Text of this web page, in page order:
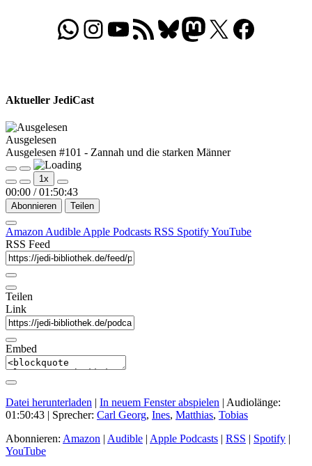
WhatsApp
Folgt uns auf Instagram
Besucht unseren YouTube-Kanal
RSS-FeedBluesky
Folgt uns auf Mastodon
X Folgt uns auf
Aktueller JediCast
Ausgelesen
Ausgelesen #101 - Zannah und die starken Männer
Play
Episode
Pause
Episode
1x
00:00 / 01:50:43
Abonnieren Teilen
Amazon Audible Apple Podcasts RSS SpotifyYouTube
RSS Feed
Teilen
Link
Embed
Datei herunterladen | In neuem Fenster abspielen | Audiolänge:
01:50:43 | Sprecher: Carl Georg, Ines, Matthias, Tobias
Abonnieren: Amazon | Audible | Apple Podcasts | RSS | Spotify |
YouTube